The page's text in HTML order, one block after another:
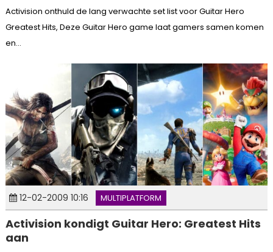
Activision onthuld de lang verwachte set list voor Guitar Hero
Greatest Hits, Deze Guitar Hero game laat gamers samen komen
en...
12-02-2009 10:16 MULTIPLATFORM
Activision kondigt Guitar Hero: Greatest Hits
aan